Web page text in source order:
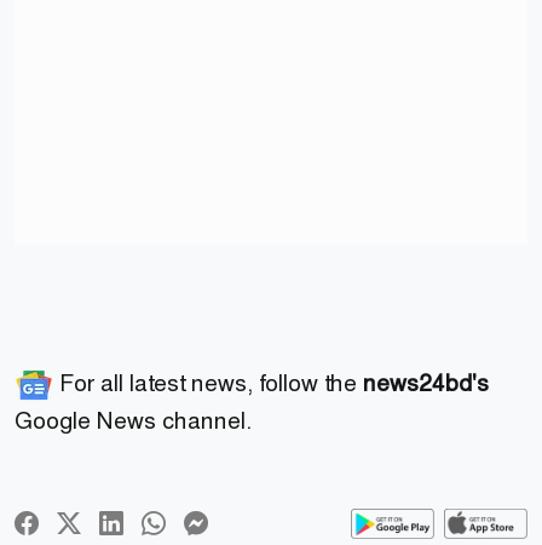
For all latest news, follow the news24bd's
Google News channel.